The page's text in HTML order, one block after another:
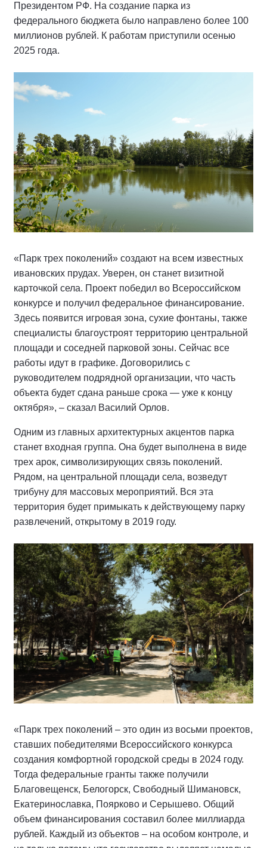
Президентом РФ. На создание парка из
федерального бюджета было направлено более 100
миллионов рублей. К работам приступили осенью
2025 года.
«Парк трех поколений» создают на всем известных
ивановских прудах. Уверен, он станет визитной
карточкой села. Проект победил во Всероссийском
конкурсе и получил федеральное финансирование.
Здесь появится игровая зона, сухие фонтаны, также
специалисты благоустроят территорию центральной
площади и соседней парковой зоны. Сейчас все
работы идут в графике. Договорились с
руководителем подрядной организации, что часть
объекта будет сдана раньше срока — уже к концу
октября», – сказал Василий Орлов.
Одним из главных архитектурных акцентов парка
станет входная группа. Она будет выполнена в виде
трех арок, символизирующих связь поколений.
Рядом, на центральной площади села, возведут
трибуну для массовых мероприятий. Вся эта
территория будет примыкать к действующему парку
развлечений, открытому в 2019 году.
«Парк трех поколений – это один из восьми проектов,
ставших победителями Всероссийского конкурса
создания комфортной городской среды в 2024 году.
Тогда федеральные гранты также получили
Благовещенск, Белогорск, Свободный Шимановск,
Екатеринославка, Поярково и Серышево. Общий
объем финансирования составил более миллиарда
рублей. Каждый из объектов – на особом контроле, и